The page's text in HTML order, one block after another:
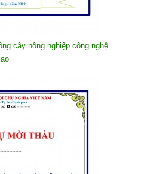
cây nông nghiệp công nghệ